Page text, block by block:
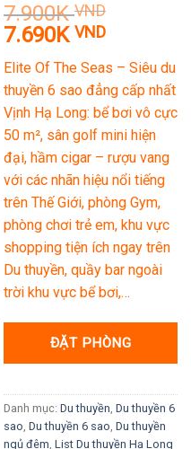
7.900KVND
Giá
gốc
là:
7.900K VND.
7.690KVNDGiá
hiện
tại
là:
7.690K
Elite Of The Seas – Siêu du
thuyền 6 sao đẳng cấp nhất
Vịnh Hạ Long: bể bơi vô cực
50 m², sân golf mini hiện
đại, hầm cigar – rượu vang
với các nhãn hiệu nổi tiếng
trên Thế Giới, phòng Gym,
phòng chơi trẻ em, khu vực
shopping tiện ích ngay trên
Du thuyền, quầy bar ngoài
trời khu vực bể bơi,…
ĐẶT PHÒNG
Danh mục: Du thuyền Du thuyền 6
sao Du thuyền 6 sao Du thuyền
ngủ đêm List Du thuyền Hạ Long